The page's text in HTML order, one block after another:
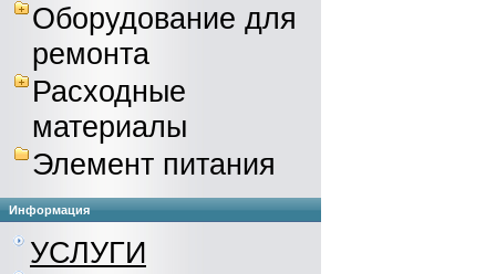
Оборудование для
ремонта
Расходные
материалы
Элемент питания
Информация
УСЛУГИ